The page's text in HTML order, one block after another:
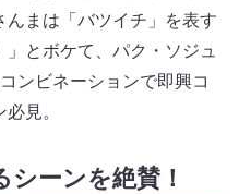
まは「バツイチ」を表す
とボケて、パク・ソジュ
ンビネーションで即興コ
見。
ーンを絶賛！